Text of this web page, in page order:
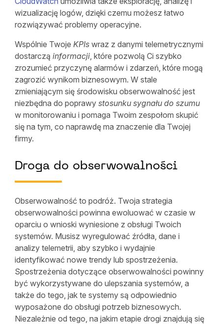
wizualizację logów, dzięki czemu możesz łatwo
rozwiązywać problemy operacyjne.
Wspólnie Twoje KPIs wraz z danymi telemetrycznymi
dostarczą informacji, które pozwolą Ci szybko
zrozumieć przyczynę alarmów i zdarzeń, które mogą
zagrozić wynikom biznesowym. W stale
zmieniającym się środowisku obserwowalność jest
niezbędna do poprawy stosunku sygnału do szumu
w monitorowaniu i pomaga Twoim zespołom skupić
się na tym, co naprawdę ma znaczenie dla Twojej
firmy.
Droga do obserwowalności
Obserwowalność to podróż. Twoja strategia
obserwowalności powinna ewoluować w czasie w
oparciu o wnioski wyniesione z obsługi Twoich
systemów. Musisz wyregulować źródła, dane i
analizy telemetrii, aby szybko i wydajnie
identyfikować nowe trendy lub spostrzeżenia.
Spostrzeżenia dotyczące obserwowalności powinny
być wykorzystywane do ulepszania systemów, a
także do tego, jak te systemy są odpowiednio
wyposażone do obsługi potrzeb biznesowych.
Niezależnie od tego, na jakim etapie drogi znajdują się